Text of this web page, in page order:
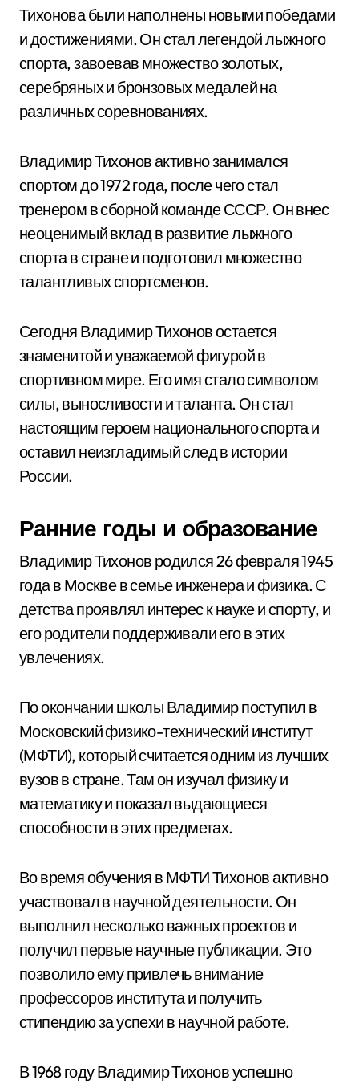
Тихонова были наполнены новыми победами
и достижениями. Он стал легендой лыжного
спорта, завоевав множество золотых,
серебряных и бронзовых медалей на
различных соревнованиях.
Владимир Тихонов активно занимался
спортом до 1972 года, после чего стал
тренером в сборной команде СССР. Он внес
неоценимый вклад в развитие лыжного
спорта в стране и подготовил множество
талантливых спортсменов.
Сегодня Владимир Тихонов остается
знаменитой и уважаемой фигурой в
спортивном мире. Его имя стало символом
силы, выносливости и таланта. Он стал
настоящим героем национального спорта и
оставил неизгладимый след в истории
России.
Ранние годы и образование
Владимир Тихонов родился 26 февраля 1945
года в Москве в семье инженера и физика. С
детства проявлял интерес к науке и спорту, и
его родители поддерживали его в этих
увлечениях.
По окончании школы Владимир поступил в
Московский физико-технический институт
(МФТИ), который считается одним из лучших
вузов в стране. Там он изучал физику и
математику и показал выдающиеся
способности в этих предметах.
Во время обучения в МФТИ Тихонов активно
участвовал в научной деятельности. Он
выполнил несколько важных проектов и
получил первые научные публикации. Это
позволило ему привлечь внимание
профессоров института и получить
стипендию за успехи в научной работе.
В 1968 году Владимир Тихонов успешно